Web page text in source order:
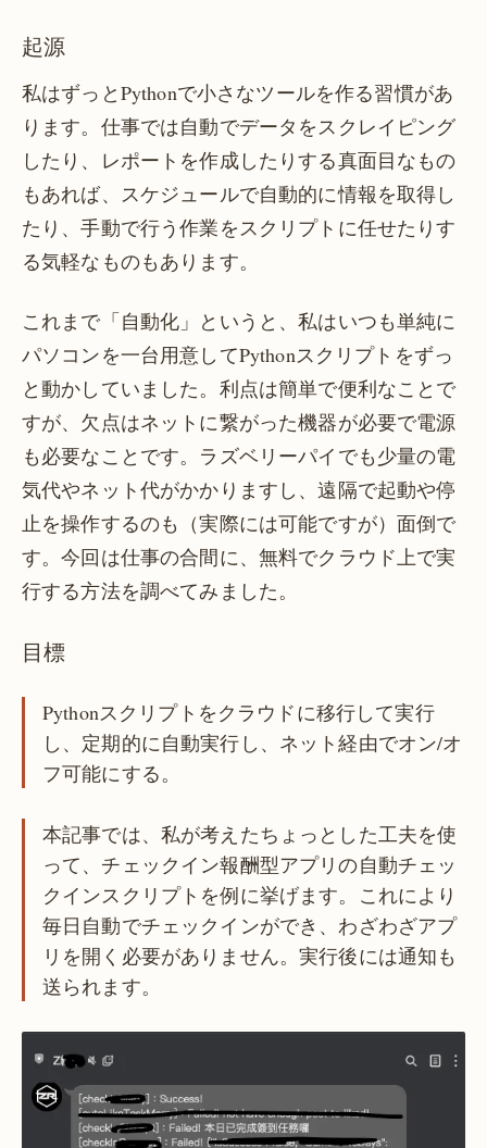
起源
私はずっとPythonで小さなツールを作る習慣があ
ります。仕事では自動でデータをスクレイピング
したり、レポートを作成したりする真面目なもの
もあれば、スケジュールで自動的に情報を取得し
たり、手動で行う作業をスクリプトに任せたりす
る気軽なものもあります。
これまで「自動化」というと、私はいつも単純に
パソコンを一台用意してPythonスクリプトをずっ
と動かしていました。利点は簡単で便利なことで
すが、欠点はネットに繋がった機器が必要で電源
も必要なことです。ラズベリーパイでも少量の電
気代やネット代がかかりますし、遠隔で起動や停
止を操作するのも（実際には可能ですが）面倒で
す。今回は仕事の合間に、無料でクラウド上で実
行する方法を調べてみました。
目標
Pythonスクリプトをクラウドに移行して実行
し、定期的に自動実行し、ネット経由でオン/オ
フ可能にする。
本記事では、私が考えたちょっとした工夫を使
って、チェックイン報酬型アプリの自動チェッ
クインスクリプトを例に挙げます。これにより
毎日自動でチェックインができ、わざわざアプ
リを開く必要がありません。実行後には通知も
送られます。